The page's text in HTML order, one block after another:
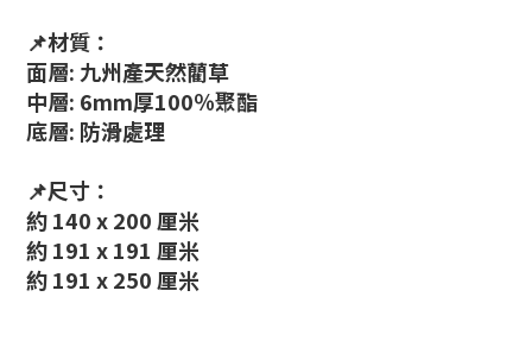
📌材質：
面層: 九州產天然藺草
中層: 6mm厚100％聚酯
底層: 防滑處理
📌尺寸：
約 140 x 200 厘米
約 191 x 191 厘米
約 191 x 250 厘米